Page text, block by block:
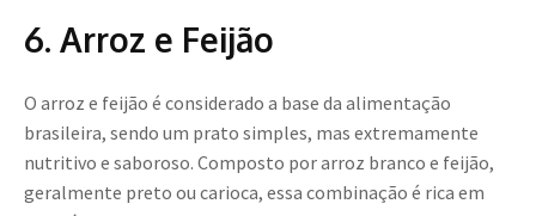
6. Arroz e Feijão
O arroz e feijão é considerado a base da alimentação
brasileira, sendo um prato simples, mas extremamente
nutritivo e saboroso. Composto por arroz branco e feijão,
geralmente preto ou carioca, essa combinação é rica em